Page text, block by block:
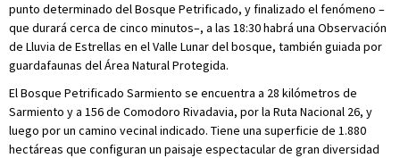
punto determinado del Bosque Petrificado, y finalizado el fenómeno –
que durará cerca de cinco minutos–, a las 18:30 habrá una Observación
de Lluvia de Estrellas en el Valle Lunar del bosque, también guiada por
guardafaunas del Área Natural Protegida.
El Bosque Petrificado Sarmiento se encuentra a 28 kilómetros de
Sarmiento y a 156 de Comodoro Rivadavia, por la Ruta Nacional 26, y
luego por un camino vecinal indicado. Tiene una superficie de 1.880
hectáreas que configuran un paisaje espectacular de gran diversidad